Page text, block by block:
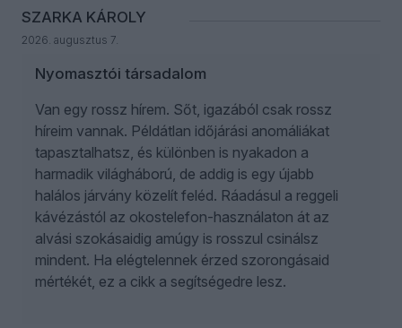
SZARKA KÁROLY
2026. augusztus 7.
Nyomasztói társadalom
Van egy rossz hírem. Sőt, igazából csak rossz
híreim vannak. Példátlan időjárási anomáliákat
tapasztalhatsz, és különben is nyakadon a
harmadik világháború, de addig is egy újabb
halálos járvány közelít feléd. Ráadásul a reggeli
kávézástól az okostelefon-használaton át az
alvási szokásaidig amúgy is rosszul csinálsz
mindent. Ha elégtelennek érzed szorongásaid
mértékét, ez a cikk a segítségedre lesz.